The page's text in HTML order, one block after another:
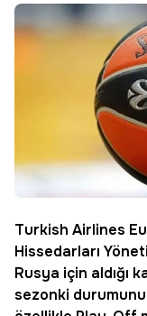
Turkish Airlines
Hissedarları
Rusya için aldığı
sezonki